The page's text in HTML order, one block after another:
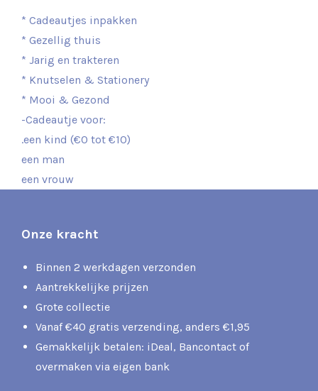
* Cadeautjes inpakken
* Gezellig thuis
* Jarig en trakteren
* Knutselen & Stationery
* Mooi & Gezond
-Cadeautje voor:
.een kind (€0 tot €10)
een man
een vrouw
Onze kracht
Binnen 2 werkdagen verzonden
Aantrekkelijke prijzen
Grote collectie
Vanaf €40 gratis verzending, anders €1,95
Gemakkelijk betalen: iDeal, Bancontact of
overmaken via eigen bank